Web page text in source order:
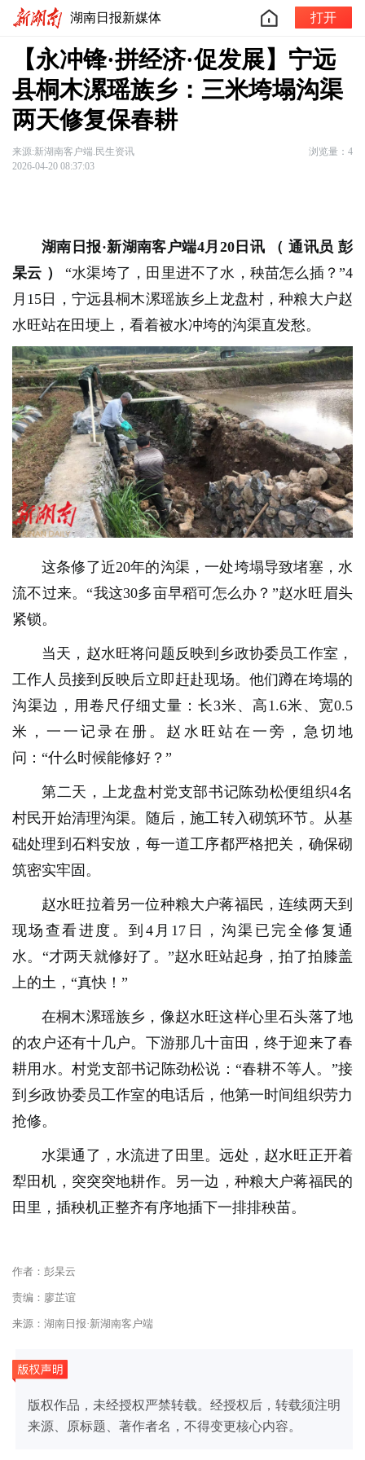
湖南日报新媒体 打开
【永冲锋·拼经济·促发展】宁远
县桐木漯瑶族乡：三米垮塌沟渠
两天修复保春耕
来源:新湖南客户端.民生资讯
浏览量：4
2026-04-20 08:37:03
湖南日报·新湖南客户端4月20日讯 （ 通讯员 彭
杲云 ）
“水渠垮了，田里进不了水，秧苗怎么插？”4
月15日，宁远县桐木漯瑶族乡上龙盘村，种粮大户赵
水旺站在田埂上，看着被水冲垮的沟渠直发愁。
这条修了近20年的沟渠，一处垮塌导致堵塞，水
流不过来。“我这30多亩早稻可怎么办？”赵水旺眉头
紧锁。
当天，赵水旺将问题反映到乡政协委员工作室，
工作人员接到反映后立即赶赴现场。他们蹲在垮塌的
沟渠边，用卷尺仔细丈量：长3米、高1.6米、宽0.5
米，一一记录在册。赵水旺站在一旁，急切地
问：“什么时候能修好？”
第二天，上龙盘村党支部书记陈劲松便组织4名
村民开始清理沟渠。随后，施工转入砌筑环节。从基
础处理到石料安放，每一道工序都严格把关，确保砌
筑密实牢固。
赵水旺拉着另一位种粮大户蒋福民，连续两天到
现场查看进度。到4月17日，沟渠已完全修复通
水。 “才两天就修好了。”赵水旺站起身，拍了拍膝盖
上的土，“真快！”
在桐木漯瑶族乡，像赵水旺这样心里石头落了地
的农户还有十几户。下游那几十亩田，终于迎来了春
耕用水。村党支部书记陈劲松说：“春耕不等人。”接
到乡政协委员工作室的电话后，他第一时间组织劳力
抢修。
水渠通了，水流进了田里。远处，赵水旺正开着
犁田机，突突突地耕作。另一边，种粮大户蒋福民的
田里，插秧机正整齐有序地插下一排排秧苗。
作者：彭杲云
责编：廖芷谊
来源：湖南日报·新湖南客户端
版权作品，未经授权严禁转载。经授权后，转载须注明
来源、原标题、著作者名，不得变更核心内容。